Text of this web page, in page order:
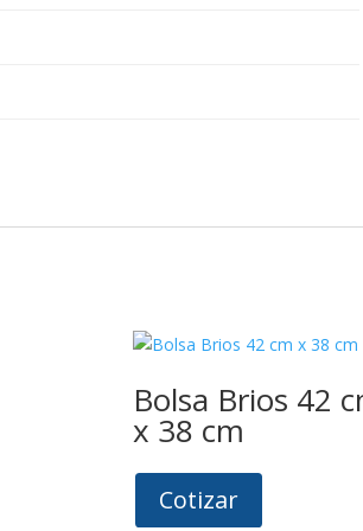
Bolsa Brios 42
x 38 cm
Cotizar